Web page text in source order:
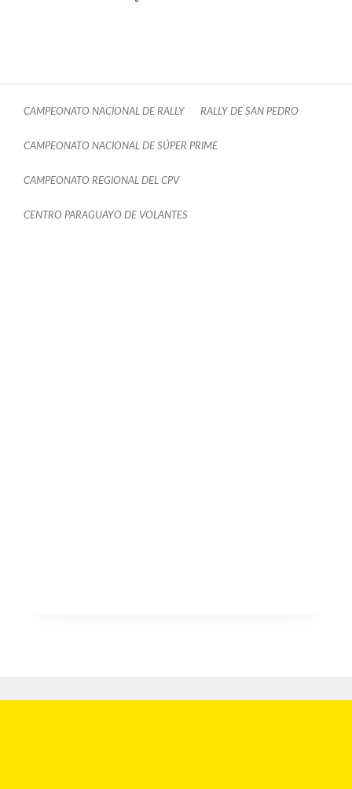
CAMPEONATO NACIONAL DE RALLY RALLY DE SAN PEDRO
CAMPEONATO NACIONAL DE SÚPER PRIME
CAMPEONATO REGIONAL DEL CPV
CENTRO PARAGUAYO DE VOLANTES